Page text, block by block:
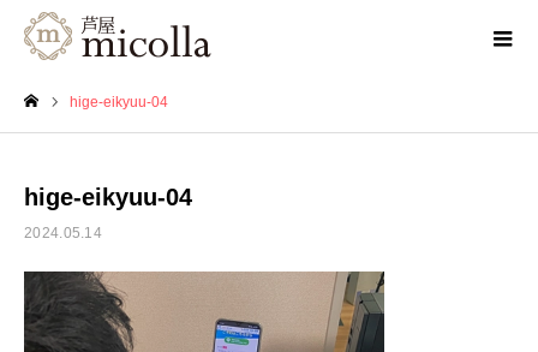
hige-eikyuu-04
hige-eikyuu-04
2024.05.14